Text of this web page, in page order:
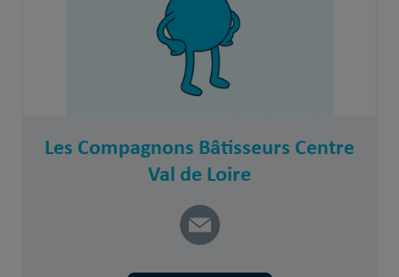
Les Compagnons Bâtisseurs Centre
Val de Loire